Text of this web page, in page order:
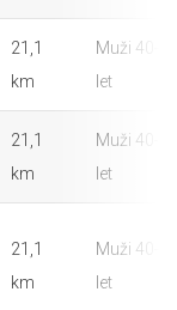
21,1
km
Muži 40-49
let
21,1
km
Muži 40-49
let
21,1
km
Muži 40-49
let